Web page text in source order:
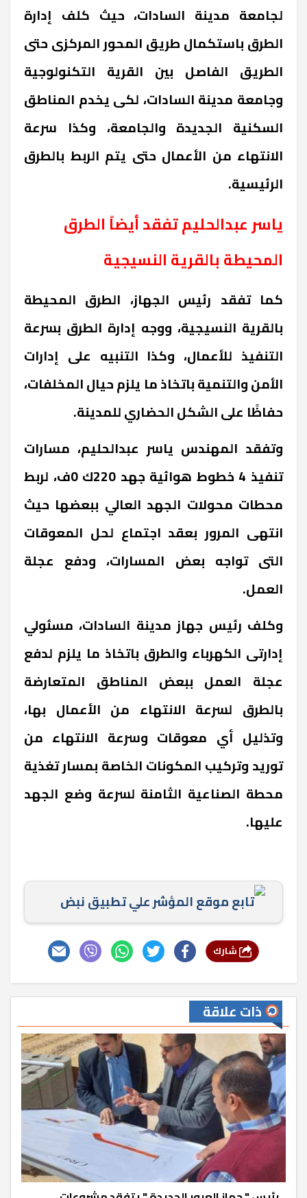
لجامعة مدينة السادات، حيث كلف إدارة
الطرق باستكمال طريق المحور المركزى حتى
الطريق الفاصل بين القرية التكنولوجية
وجامعة مدينة السادات، لكى يخدم المناطق
السكنية الجديدة والجامعة، وكذا سرعة
الانتهاء من الأعمال حتى يتم الربط بالطرق
الرئيسية.
ياسر عبدالحليم تفقد أيضاً الطرق
المحيطة بالقرية النسيجية
كما تفقد رئيس الجهاز، الطرق المحيطة
بالقرية النسيجية، ووجه إدارة الطرق بسرعة
التنفيذ للأعمال، وكذا التنبيه على إدارات
الأمن والتنمية باتخاذ ما يلزم حيال المخلفات،
حفاظًا على الشكل الحضاري للمدينة.
وتفقد المهندس ياسر عبدالحليم، مسارات
تنفيذ 4 خطوط هوائية جهد 220ك 0ف، لربط
محطات محولات الجهد العالي ببعضها حيث
انتهى المرور بعقد اجتماع لحل المعوقات
التى تواجه بعض المسارات، ودفع عجلة
العمل.
وكلف رئيس جهاز مدينة السادات، مسئولي
إدارتى الكهرباء والطرق باتخاذ ما يلزم لدفع
عجلة العمل ببعض المناطق المتعارضة
بالطرق لسرعة الانتهاء من الأعمال بها،
وتذليل أي معوقات وسرعة الانتهاء من
توريد وتركيب المكونات الخاصة بمسار تغذية
محطة الصناعية الثامنة لسرعة وضع الجهد
عليها.
تابع موقع المؤشر علي تطبيق نبض
ذات علاقة